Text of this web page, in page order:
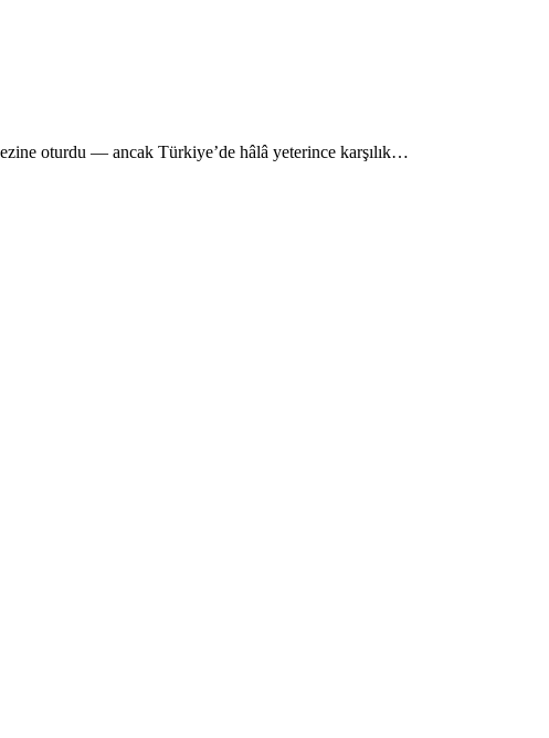
oturdu — ancak Türkiye’de hâlâ yeterince karşılık…